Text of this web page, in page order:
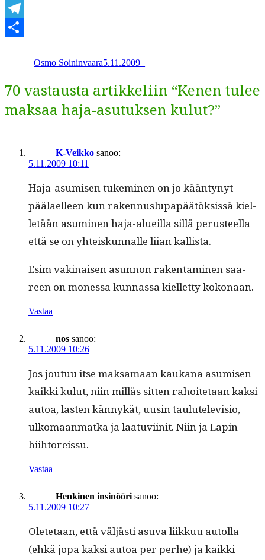
WhatsApp
Telegram
Osmo Soininvaara5.11.2009
70 vastausta artikkeliin “Kenen tulee
maksaa haja-asutuksen kulut?”
K-Veikko sanoo:
5.11.2009 10:11
Haja-asumisen tukem­i­nen on jo kään­tynyt
päälaelleen kun raken­nuslu­pa­päätök­sis­sä kiel­
letään asum­i­nen haja-alueil­la sil­lä perus­teel­la
että se on yhteiskun­nalle liian kallista.
Esim vak­i­naisen asun­non rak­en­t­a­mi­nen saa­
reen on mon­es­sa kun­nas­sa kiel­let­ty kokonaan.
Vastaa
nos sanoo:
5.11.2009 10:26
Jos joutuu itse mak­samaan kaukana asumisen
kaik­ki kulut, niin mil­läs sit­ten rahoite­taan kak­si
autoa, las­ten kän­nykät, uusin taulutele­vi­sio,
ulko­maan­mat­ka ja laatu­vi­init. Niin ja Lapin
hiihtoreissu.
Vastaa
Henkinen insinööri sanoo:
5.11.2009 10:27
Olete­taan, että väljästi asu­va liikkuu autol­la
(ehkä jopa kak­si autoa per per­he) ja kaik­ki